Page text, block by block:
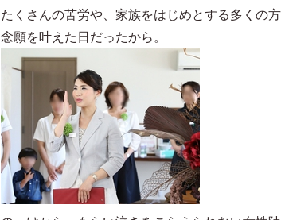
たくさんの苦労や、家族をはじめとする多くの方
念願を叶えた日だったから。